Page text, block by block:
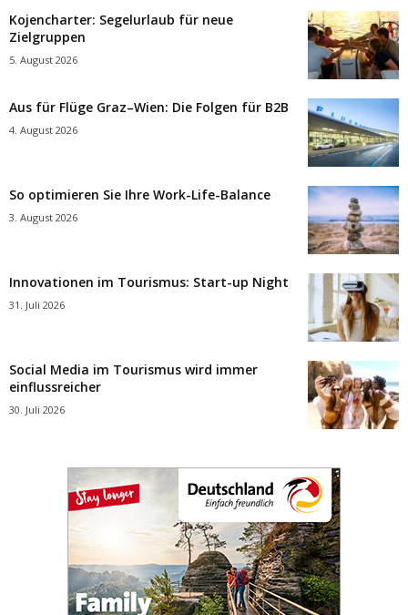
Kojencharter: Segelurlaub für neue
Zielgruppen
5. August 2026
Aus für Flüge Graz–Wien: Die Folgen für B2B
4. August 2026
So optimieren Sie Ihre Work-Life-Balance
3. August 2026
Innovationen im Tourismus: Start-up Night
31. Juli 2026
Social Media im Tourismus wird immer
einflussreicher
30. Juli 2026